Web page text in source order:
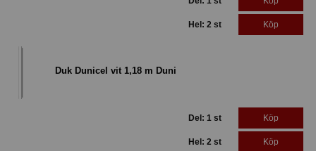
Hel: 2 st Köp
Duk Dunicel vit 1,18 m Duni
Del: 1 st Köp
Hel: 2 st Köp